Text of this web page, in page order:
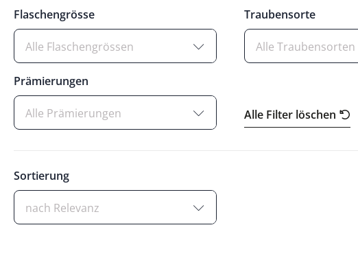
Flaschengrösse
Alle Flaschengrössen
Traubensorte
Alle Traubensorten
Prämierungen
Alle Prämierungen Alle Filter löschen
Sortierung
nach Relevanz